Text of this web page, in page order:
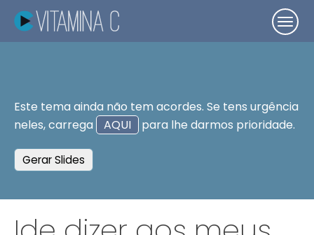
Este tema ainda não tem acordes. Se tens urgência
neles, carrega
AQUI para lhe darmos prioridade.
Gerar Slides